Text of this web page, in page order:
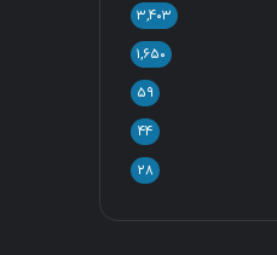
۳,۴۰۳
۱,۶۵۰
۵۹
۴۴
۲۸